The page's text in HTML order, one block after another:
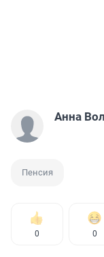
Анна
Пенсия
0 0